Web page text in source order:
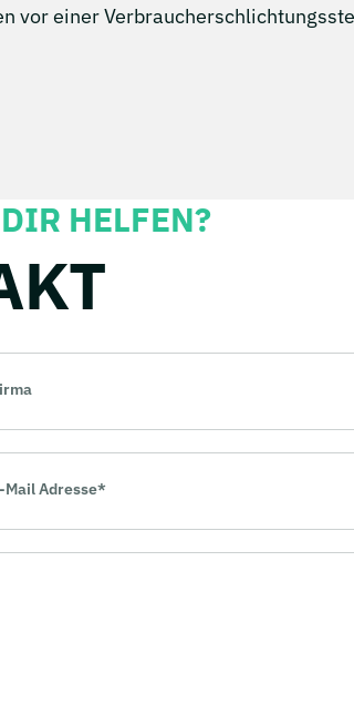
vor einer
HELFEN?
Mail Adresse*